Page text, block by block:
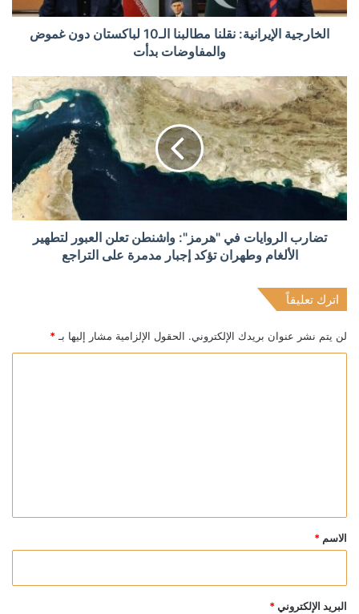
الخارجية الإيرانية: نقلنا مطالبنا الـ10 لباكستان دون غموض
والمفاوضات بدأت
تضارب الروايات في "هرمز": واشنطن تعلن العبور لتطهير
الألغام وطهران تؤكد إجبار مدمرة على التراجع
اترك تعليقاً
لن يتم نشر عنوان بريدك الإلكتروني. الحقول الإلزامية مشار إليها بـ *
*
الاسم *
البريد الإلكتروني *